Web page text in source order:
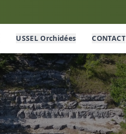
USSEL Orchidées CONTACT